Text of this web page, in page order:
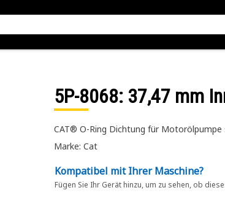
5P-8068: 37,47 mm
CAT® O-Ring Dichtung für Motorölpumpe
Marke: Cat
Kompatibel mit Ihrer Maschine?
Fügen Sie Ihr Gerät hinzu, um zu sehen, ob